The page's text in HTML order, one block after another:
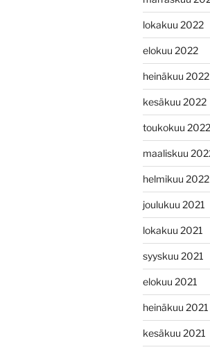
lokakuu 2022
elokuu 2022
heinäkuu 2022
kesäkuu 2022
toukokuu 2022
maaliskuu
helmikuu 2022
joulukuu 2021
lokakuu 2021
syyskuu 2021
elokuu 2021
heinäkuu 2021
kesäkuu 2021